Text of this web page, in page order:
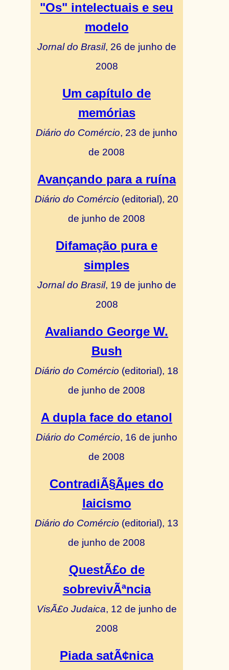
"Os" intelectuais e seu
modelo
Jornal do Brasil, 26 de junho de
2008
Um capítulo de
memórias
Diário do Comércio, 23 de junho
de 2008
Avançando para a ruína
Diário do Comércio (editorial), 20
de junho de 2008
Difamação pura e
simples
Jornal do Brasil, 19 de junho de
2008
Avaliando George W.
Bush
Diário do Comércio (editorial), 18
de junho de 2008
A dupla face do etanol
Diário do Comércio, 16 de junho
de 2008
ContradiÃ§Ãµes do
laicismo
Diário do Comércio (editorial), 13
de junho de 2008
QuestÃ£o de
sobrevivÃªncia
VisÃ£o Judaica, 12 de junho de
2008
Piada satÃ¢nica